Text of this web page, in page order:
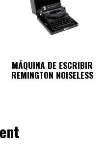
MÁQUINA DE ESCRIBIR
REMINGTON NOISELESS